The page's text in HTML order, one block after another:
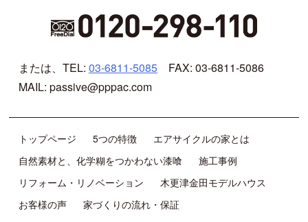
または、TEL: 03-6811-5085
FAX: 03-6811-5086
MAIL: passive@pppac.com
トップページ 5つの特徴
エアサイクルの家とは
自然素材と、化学糊をつかわない漆喰
施工事例
リフォーム・リノベーション
木更津金田モデルハウス
お客様の声
家づくりの流れ・保証